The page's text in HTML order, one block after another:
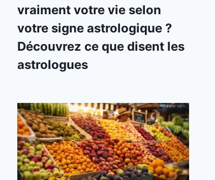
vraiment votre vie selon
votre signe astrologique ?
Découvrez ce que disent les
astrologues